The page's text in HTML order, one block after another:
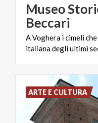
Museo
Beccari
AVoghera icimeliche
italianadegliultimi
ARTE E CULTURA